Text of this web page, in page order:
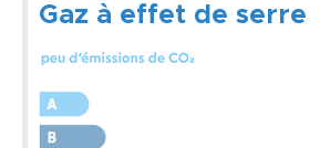
Gaz à effet de serre